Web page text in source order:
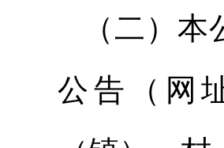
（二）
公告（网